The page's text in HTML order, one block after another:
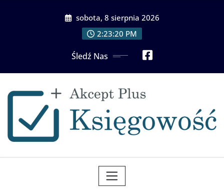
sobota, 8 sierpnia 2026
2:23:21 PM
Śledź Nas